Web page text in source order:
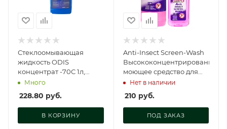
Стеклоомывающая
жидкость ODIS
концентрат -70С 1л,
Ds0170
Много
228.80 руб.
В КОРЗИНУ
Anti-Insect Screen-Wash
Высококонцентрированное
моющее средство для
системы омывателя,
Нет в наличии
210 руб.
ПОД ЗАКАЗ